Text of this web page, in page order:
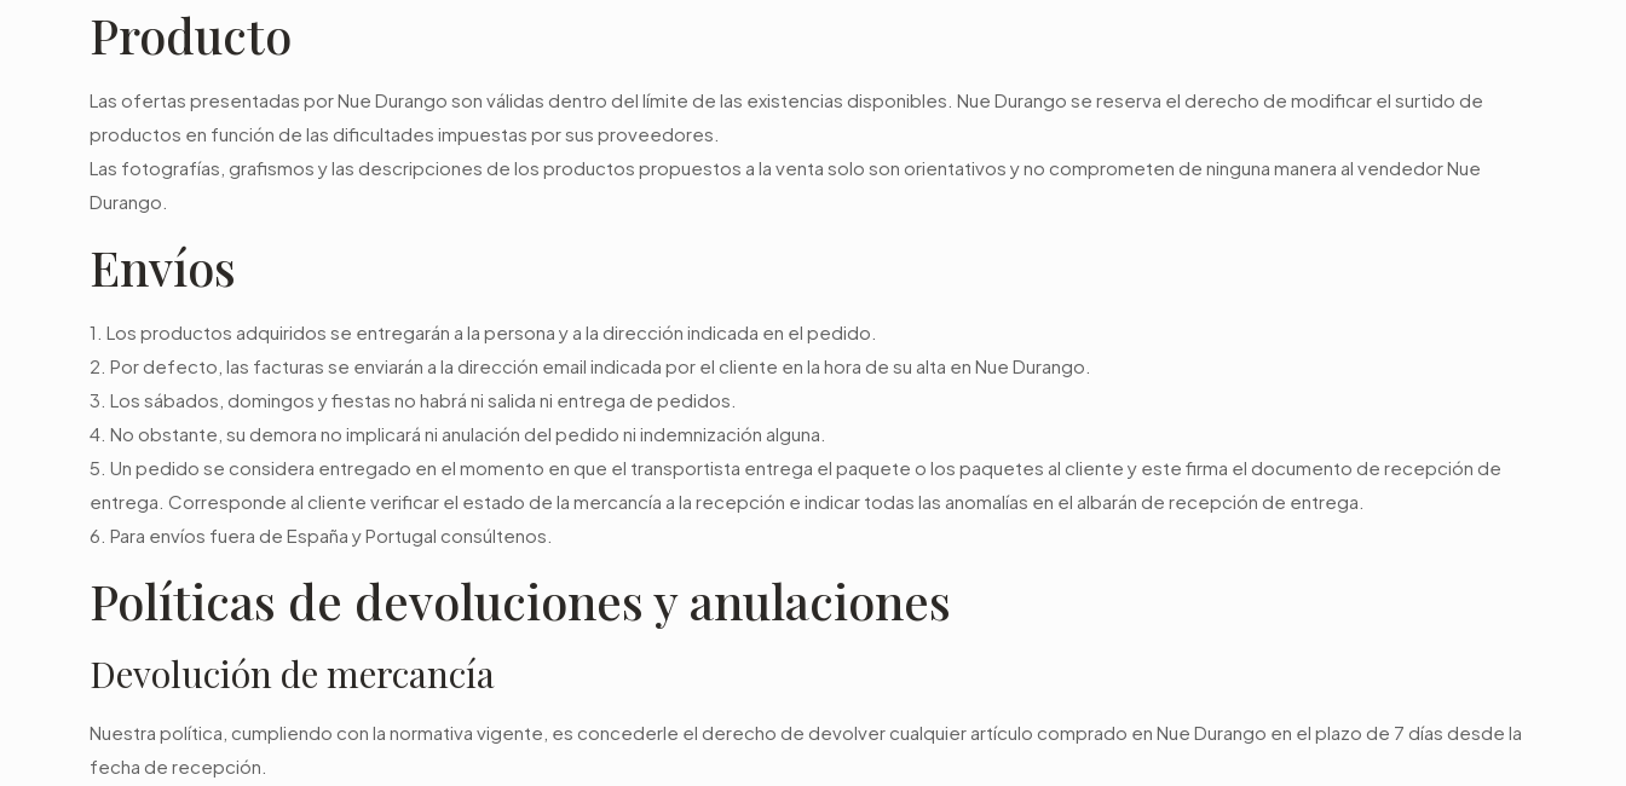
Producto
Las ofertas presentadas por Nue Durango son válidas dentro del límite de las existencias disponibles. Nue Durango se reserva el derecho de modificar el surtido de
productos en función de las dificultades impuestas por sus proveedores.
Las fotografías, grafismos y las descripciones de los productos propuestos a la venta solo son orientativos y no comprometen de ninguna manera al vendedor Nue
Durango.
Envíos
1. Los productos adquiridos se entregarán a la persona y a la dirección indicada en el pedido.
2. Por defecto, las facturas se enviarán a la dirección email indicada por el cliente en la hora de su alta en Nue Durango.
3. Los sábados, domingos y fiestas no habrá ni salida ni entrega de pedidos.
4. No obstante, su demora no implicará ni anulación del pedido ni indemnización alguna.
5. Un pedido se considera entregado en el momento en que el transportista entrega el paquete o los paquetes al cliente y este firma el documento de recepción de
entrega. Corresponde al cliente verificar el estado de la mercancía a la recepción e indicar todas las anomalías en el albarán de recepción de entrega.
6. Para envíos fuera de España y Portugal consúltenos.
Políticas de devoluciones y anulaciones
Devolución de mercancía
Nuestra política, cumpliendo con la normativa vigente, es concederle el derecho de devolver cualquier artículo comprado en Nue Durango en el plazo de 7 días desde la
fecha de recepción.